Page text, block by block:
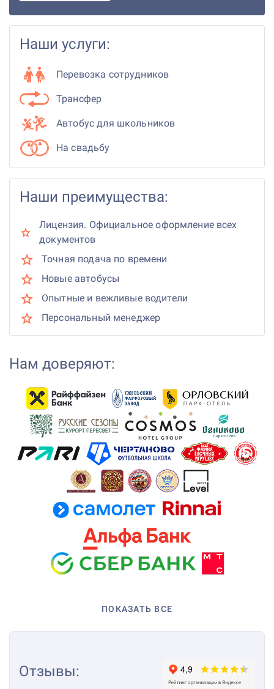
Наши услуги:
Перевозка сотрудников
Трансфер
Автобус для школьников
На свадьбу
Наши преимущества:
Лицензия. Официальное оформление всех
документов
Точная подача по времени
Новые автобусы
Опытные и вежливые водители
Персональный менеджер
Нам доверяют:
ПОКАЗАТЬ ВСЕ
Отзывы: